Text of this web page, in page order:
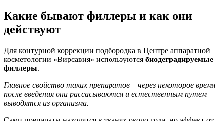
Какие бывают филлеры и как они
действуют
Для контурной коррекции подбородка в Центре аппаратной
косметологии «Вирсавия» используются биодеградируемые
филлеры.
Главное свойство таких препаратов – через некоторое время
после введения они рассасываются и естественным путем
выводятся из организма.